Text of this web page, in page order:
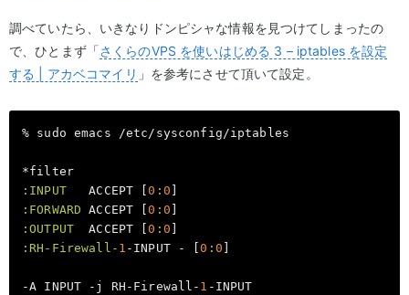
調べていたら、いきなりドンピシャな情報を見つけてしまったの
で、ひとまず「さくらのVPS を使いはじめる 3 – iptables を設定
する | アカベコマイリ 」を参考にさせて頂いて設定。
% sudo emacs /etc/sysconfig/iptables
*filter
:INPUT
   ACCEPT [
0 : 0
:FORWARD ACCEPT [0 : 0
:OUTPUT
  ACCEPT [
0 : 0
:RH-Firewall- 1 -INPUT - [0 : 0
-A INPUT -j RH-Firewall- 1 -INPUT